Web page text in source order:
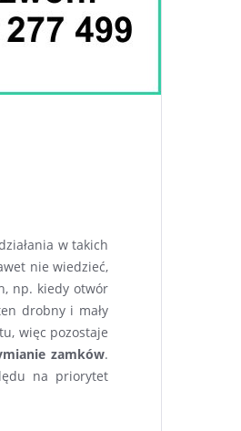
w takich
nie wiedzieć,
np. kiedy otwór
drobny i mały
więc pozostaje
zamków.
na priorytet